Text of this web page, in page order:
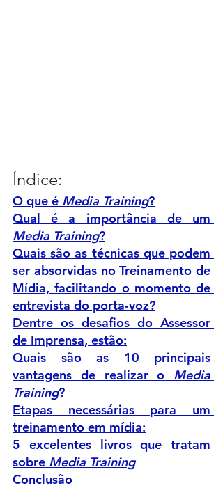
Índice:
O que é Media Training?
Media Training?
Quais são as técnicas que podem
ser absorvidas no Treinamento de
Mídia, facilitando o momento de
entrevista do porta-voz?
Dentre os desafios do Assessor
de Imprensa, estão:
Quais são as 10 principais
vantagens de realizar o Media
Training?
Etapas necessárias para um
treinamento em mídia:
5 excelentes livros que tratam
sobre Media Training
Conclusão